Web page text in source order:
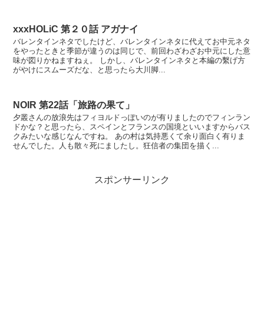
xxxHOLiC 第２０話 アガナイ
バレンタインネタでしたけど、バレンタインネタに代えてお中元ネタ
をやったときと季節が違うのは同じで、前回わざわざお中元にした意
味が図りかねますねぇ。 しかし、バレンタインネタと本編の繫げ方
がやけにスムーズだな、と思ったら大川脚...
NOIR 第22話「旅路の果て」
夕叢さんの放浪先はフィヨルドっぽいのが有りましたのでフィンラン
ドかな？と思ったら、スペインとフランスの国境といいますからバス
クみたいな感じなんですね。 あの村は気持悪くて余り面白く有りま
せんでした。人も散々死にましたし。狂信者の集団を描く...
スポンサーリンク